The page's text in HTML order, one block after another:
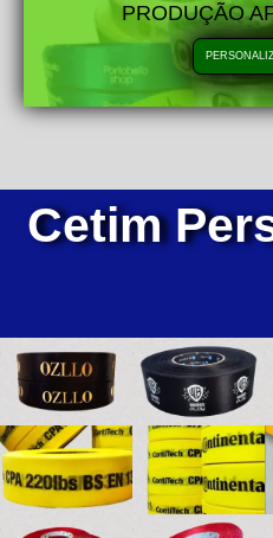
PRODUÇÃO
Cetim